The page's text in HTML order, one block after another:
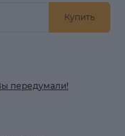
Купить
передумали!